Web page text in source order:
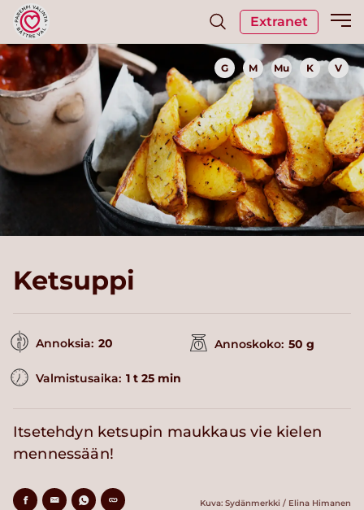
Extranet
G M Mu K V
Ketsuppi
Annoksia: 20 Annoskoko: 50 g
Valmistusaika: 1 t 25 min
Itsetehdyn ketsupin maukkaus vie kielen
mennessään!
Kuva: Sydänmerkki / Elina Himanen